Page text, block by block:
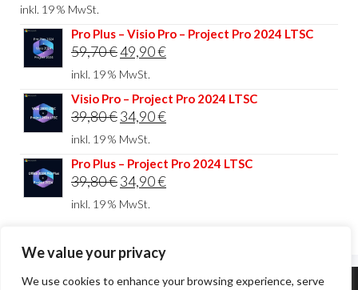
We value your privacy
We use cookies to enhance your browsing experience, serve
war:
44,80 €
ist:
34,90 €.
inkl. 19 % MwSt.
Pro Plus – Visio Pro – Project Pro 2024 LTSC
59,70€Ursprünglicher
Preis
war:
59,70 €
49,90€Aktueller
ist:
49,90 €.
inkl. 19 % MwSt.
Visio Pro – Project Pro 2024 LTSC
39,80€Ursprünglicher
Preis
war:
39,80 €
34,90€Aktueller
ist:
34,90 €.
inkl. 19 % MwSt.
Pro Plus – Project Pro 2024 LTSC
39,80€Ursprünglicher
Preis
39,80 €
34,90€Aktueller
34,90 €.
inkl. 19 % MwSt.